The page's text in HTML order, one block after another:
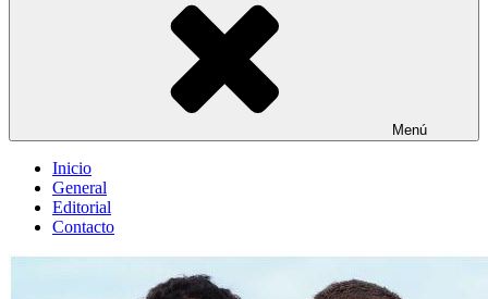
Menú
Inicio
General
Editorial
Contacto